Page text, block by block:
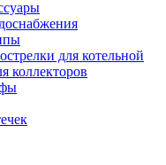
для котельной
коллекторов